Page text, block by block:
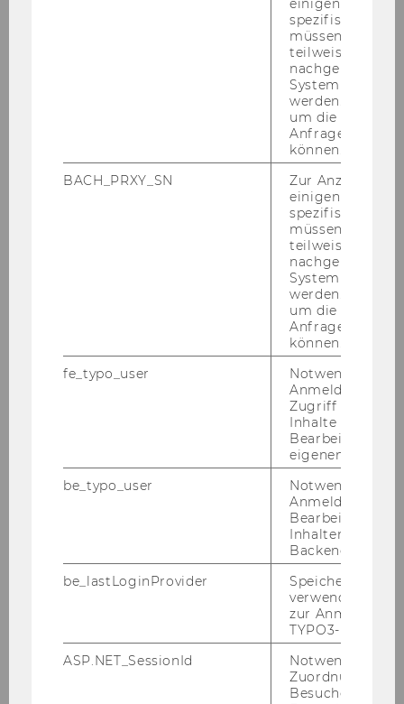
einigen WU-
spezifischen
müssen
teilweise von
nachgelagerten
System
werden.
um die Antwort
Anfrage
können.
BACH_PRXY_SN
Zur Anzeige von
einigen WU-
spezifischen
müssen
teilweise von
nachgelagerten
System
werden.
um die Antwort
Anfrage
können.
fe_typo_user
Notwendig für
Anmeldung und
Zugriff auf
Inhalte oder zur
Bearbeitung des
eigenen Profils.
be_typo_user
Notwendig für
Anmeldung und
Bearbeitung von
Inhalten im
Backend.
be_lastLoginProvider
Speichert die
verwendete
zur Anmeldung
TYPO3-Backend.
ASP.NET_SessionId
Notwendig, um
Zuordnung von
Besucher zu